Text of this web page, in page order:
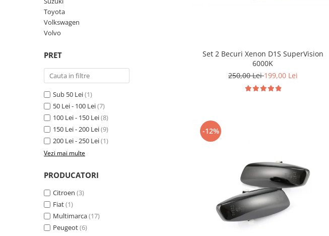
Volkswagen
Kituri reparatie
Dopuri anulare clapete admisie
Garnituri galerie admisie BMW
Kit reparatie faruri
Adaptoare auxiliare
Produse cu discount de pana la
Eleron Portbagaj
Toyota
Volkswagen
Volvo
PRET
Sub 50 Lei(1)
50 Lei - 100 Lei(7)
100 Lei - 150 Lei(8)
150 Lei - 200 Lei(9)
200 Lei - 250 Lei(1)
Vezi mai multe
PRODUCATORI
Citroen (3)
Fiat(1)
Multimarca(17)
Peugeot(6)
Set 2 Becuri Xenon D1S SuperVision
6000K
250,00 Lei199,00 Lei
-12%